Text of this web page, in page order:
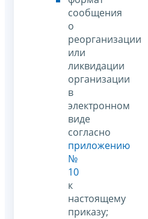
сообщения
о
реорганизации
или
ликвидации
организации
в
электронном
виде
согласно
приложению
№
10
к
настоящему
приказу;